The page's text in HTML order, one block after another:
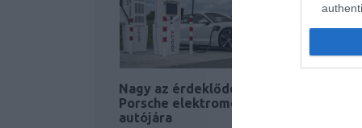
Nagy az érdeklődés a
Porsche elektromos
autójára